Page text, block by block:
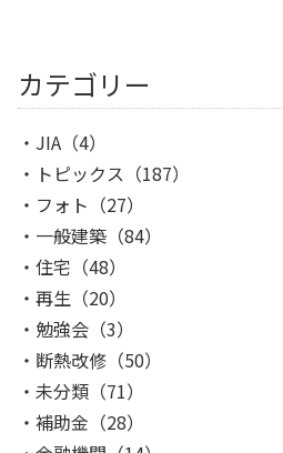
カテゴリー
JIA （4）
トピックス （187）
フォト （27）
一般建築 （84）
住宅 （48）
再生 （20）
勉強会 （3）
断熱改修 （50）
未分類 （71）
補助金 （28）